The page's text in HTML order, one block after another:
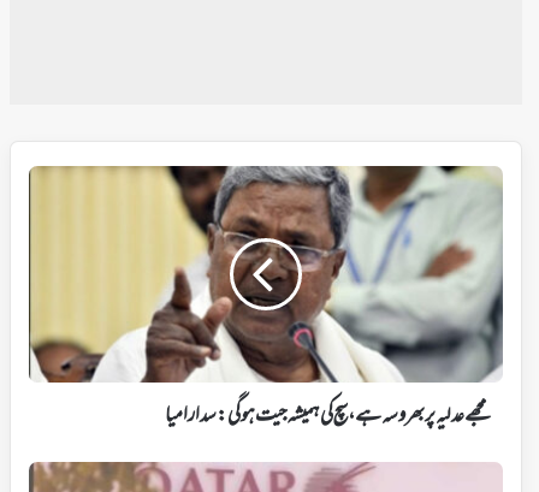
مجھے
بھروسہ
ہے،
سچ
کی
ہمیشہ
جیت
ہوگی:
سدارامیا
مجھے عدلیہ پر بھروسہ ہے، سچ کی ہمیشہ جیت ہوگی: سدارامیا
قطر،